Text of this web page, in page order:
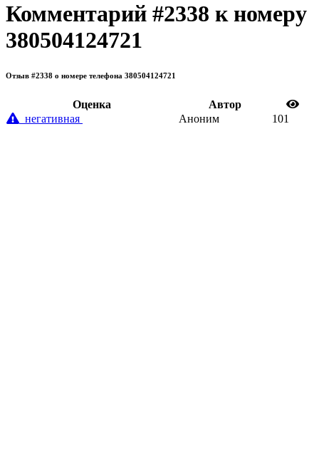
Комментарий #2338 к номеру
380504124721
Отзыв #2338 о номере телефона 380504124721
Oценка
Автор
негативная
Аноним 101